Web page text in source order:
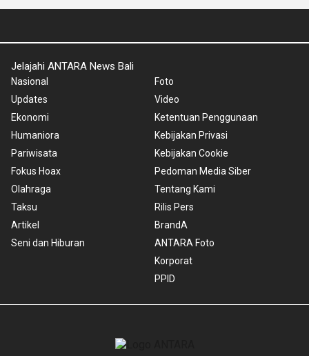
Jelajahi ANTARA News Bali
Nasional
Updates
Ekonomi
Humaniora
Pariwisata
Fokus Hoax
Olahraga
Taksu
Artikel
Seni dan Hiburan
Foto
Video
Ketentuan Penggunaan
Kebijakan Privasi
Kebijakan Cookie
Pedoman Media Siber
Tentang Kami
Rilis Pers
BrandA
ANTARA Foto
Korporat
PPID